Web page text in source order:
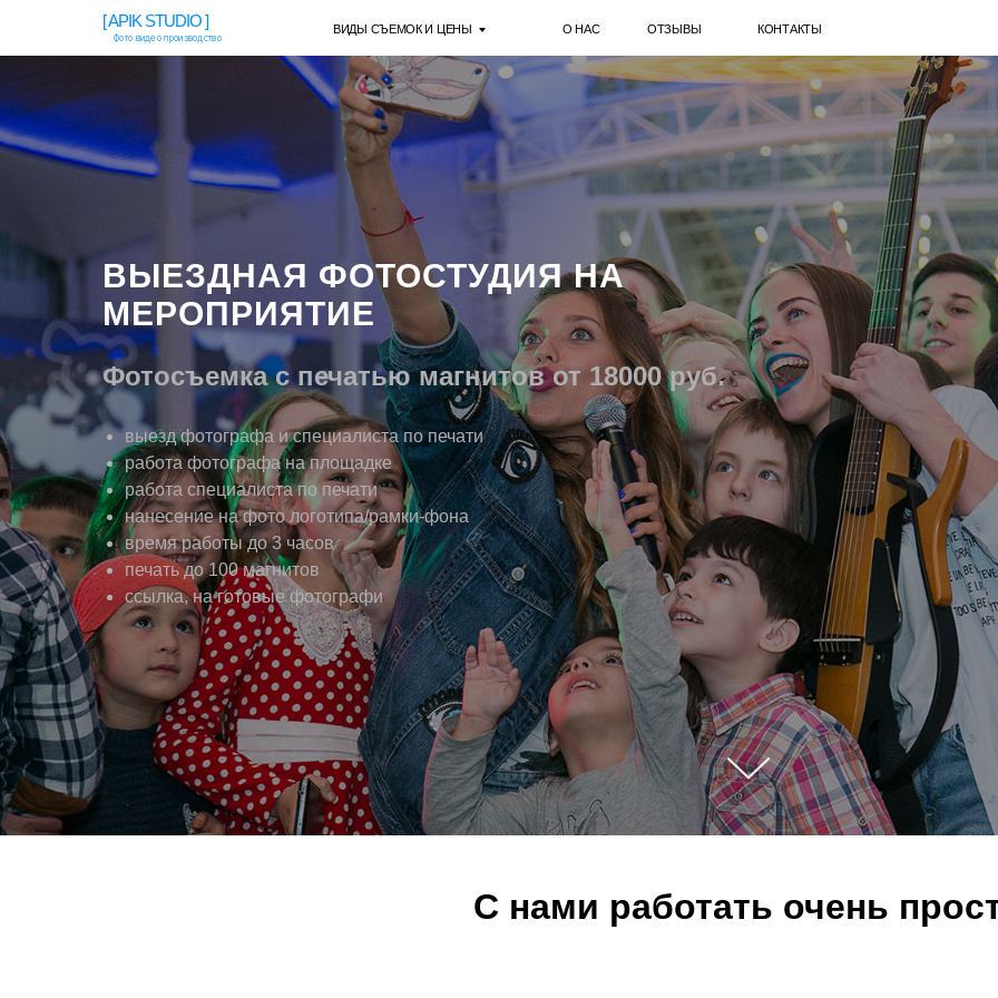
КОНТАКТЫ
ОТЗЫВЫ
О НАС
ВИДЫ СЪЕМОК И ЦЕНЫ
[ APIK STUDIO ]
Фото видео производство
ВЫЕЗДНАЯ ФОТОСТУДИЯ НА
МЕРОПРИЯТИЕ
Фотосъемка с печатью магнитов от 18000 руб.
выезд фотографа и специалиста по печати
работа фотографа на площадке
работа специалиста по печати
нанесение на фото логотипа/рамки-фона
время работы до 3 часов
печать до 100 магнитов
ссылка, на готовые фотографи
C нами работать очень